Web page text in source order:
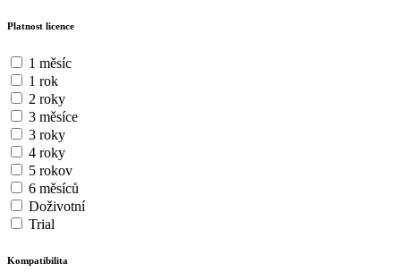
Platnost licence
1 měsíc
1 rok
2 roky
3 měsíce
3 roky
4 roky
5 rokov
6 měsíců
Doživotní
Trial
Kompatibilita